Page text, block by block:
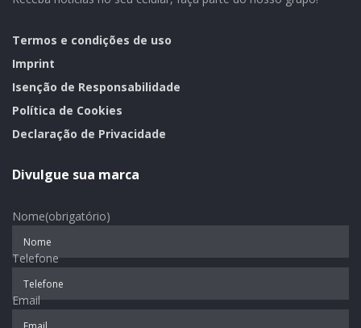
Termos e condições de uso
Imprint
Isenção de Responsabilidade
Política de Cookies
Declaração de Privacidade
Divulgue sua marca
Nome(obrigatório)
Telefone
Email